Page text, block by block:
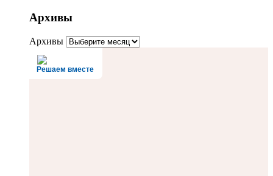
Архивы
Архивы
Решаем вместе